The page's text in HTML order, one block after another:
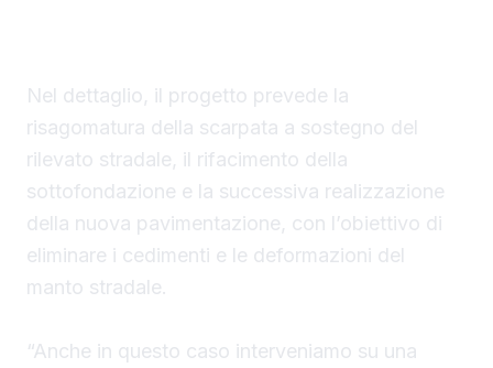
Nel dettaglio, il progetto prevede la
risagomatura della scarpata a sostegno del
rilevato stradale, il rifacimento della
sottofondazione e la successiva realizzazione
della nuova pavimentazione, con l’obiettivo di
eliminare i cedimenti e le deformazioni del
manto stradale.
“Anche in questo caso interveniamo su una